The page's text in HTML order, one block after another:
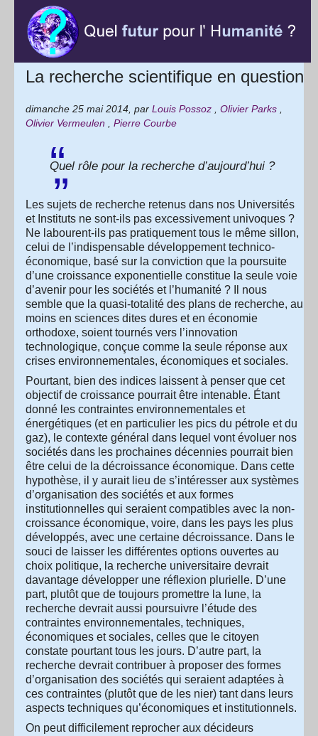
La recherche scientifique en question
dimanche 25 mai 2014, par Louis Possoz , Olivier Parks ,
Olivier Vermeulen , Pierre Courbe
Quel rôle pour la recherche d’aujourd’hui ?
Les sujets de recherche retenus dans nos Universités
et Instituts ne sont-ils pas excessivement univoques ?
Ne labourent-ils pas pratiquement tous le même sillon,
celui de l’indispensable développement technico-
économique, basé sur la conviction que la poursuite
d’une croissance exponentielle constitue la seule voie
d’avenir pour les sociétés et l’humanité ? Il nous
semble que la quasi-totalité des plans de recherche, au
moins en sciences dites dures et en économie
orthodoxe, soient tournés vers l’innovation
technologique, conçue comme la seule réponse aux
crises environnementales, économiques et sociales.
Pourtant, bien des indices laissent à penser que cet
objectif de croissance pourrait être intenable. Étant
donné les contraintes environnementales et
énergétiques (et en particulier les pics du pétrole et du
gaz), le contexte général dans lequel vont évoluer nos
sociétés dans les prochaines décennies pourrait bien
être celui de la décroissance économique. Dans cette
hypothèse, il y aurait lieu de s’intéresser aux systèmes
d’organisation des sociétés et aux formes
institutionnelles qui seraient compatibles avec la non-
croissance économique, voire, dans les pays les plus
développés, avec une certaine décroissance. Dans le
souci de laisser les différentes options ouvertes au
choix politique, la recherche universitaire devrait
davantage développer une réflexion plurielle. D’une
part, plutôt que de toujours promettre la lune, la
recherche devrait aussi poursuivre l’étude des
contraintes environnementales, techniques,
économiques et sociales, celles que le citoyen
constate pourtant tous les jours. D’autre part, la
recherche devrait contribuer à proposer des formes
d’organisation des sociétés qui seraient adaptées à
ces contraintes (plutôt que de les nier) tant dans leurs
aspects techniques qu’économiques et institutionnels.
On peut difficilement reprocher aux décideurs